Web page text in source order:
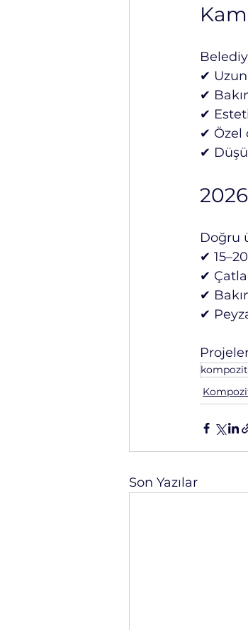
✔
✔
✔
✔ Özel
✔
Doğru
✔
✔
✔
✔
kompozit
Son Yazılar